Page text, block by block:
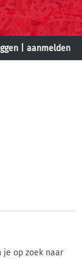
aanmelden
je op zoek naar